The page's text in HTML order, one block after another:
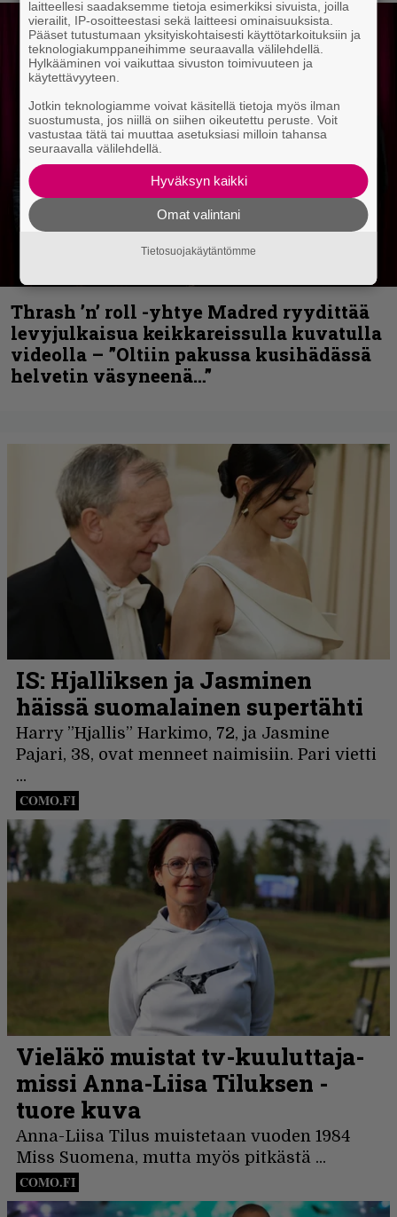
Thrash ’n’ roll -yhtye Madred ryydittää
levyjulkaisua keikkareissulla kuvatulla
videolla – ”Oltiin pakussa kusihädässä
helvetin väsyneenä…”
laitteellesi saadaksemme tietoja esimerkiksi sivuista, joilla
vierailit, IP-osoitteestasi sekä laitteesi ominaisuuksista.
Pääset tutustumaan yksityiskohtaisesti käyttötarkoituksiin ja
teknologiakumppaneihimme seuraavalla välilehdellä.
Hylkääminen voi vaikuttaa sivuston toimivuuteen ja
käytettävyyteen.
Jotkin teknologiamme voivat käsitellä tietoja myös ilman
suostumusta, jos niillä on siihen oikeutettu peruste. Voit
vastustaa tätä tai muuttaa asetuksiasi milloin tahansa
seuraavalla välilehdellä.
Hyväksyn kaikki
Omat valintani
Tietosuojakäytäntömme